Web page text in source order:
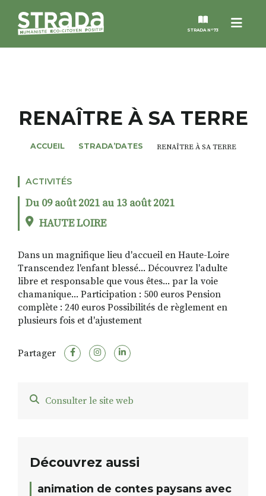
Menu
STRADA N°73
MAGAZINES
NOS THÈMES
STRADA’DATES
RECHERCHER
S'ABONNER
S'INSCRIRE À LA NEWSLETTER
FACEBOOKINSTAGRAM
RENAÎTRE À SA TERRE
ACCUEIL STRADA’DATES RENAÎTRE À SA TERRE
ACTIVITÉS
Du 09 août 2021 au 13 août 2021
HAUTE LOIRE
Dans un magnifique lieu d'accueil en Haute-Loire
Transcendez l'enfant blessé... Découvrez l'adulte
libre et responsable que vous êtes... par la voie
chamanique... Participation : 500 euros Pension
complète : 240 euros Possibilités de règlement en
plusieurs fois et d'ajustement
Partager
Consulter le site web
Découvrez aussi
animation de contes paysans avec